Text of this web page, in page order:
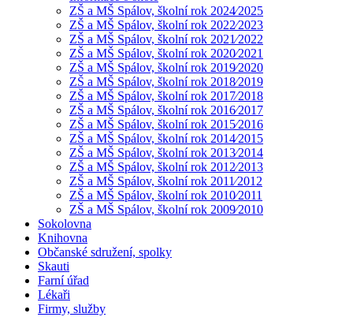
ZŠ a MŠ Spálov, školní rok 2024⁄2025
ZŠ a MŠ Spálov, školní rok 2022⁄2023
ZŠ a MŠ Spálov, školní rok 2021⁄2022
ZŠ a MŠ Spálov, školní rok 2020⁄2021
ZŠ a MŠ Spálov, školní rok 2019⁄2020
ZŠ a MŠ Spálov, školní rok 2018⁄2019
ZŠ a MŠ Spálov, školní rok 2017⁄2018
ZŠ a MŠ Spálov, školní rok 2016⁄2017
ZŠ a MŠ Spálov, školní rok 2015⁄2016
ZŠ a MŠ Spálov, školní rok 2014⁄2015
ZŠ a MŠ Spálov, školní rok 2013⁄2014
ZŠ a MŠ Spálov, školní rok 2012⁄2013
ZŠ a MŠ Spálov, školní rok 2011⁄2012
ZŠ a MŠ Spálov, školní rok 2010⁄2011
ZŠ a MŠ Spálov, školní rok 2009⁄2010
Sokolovna
Knihovna
Občanské sdružení, spolky
Skauti
Farní úřad
Lékaři
Firmy, služby